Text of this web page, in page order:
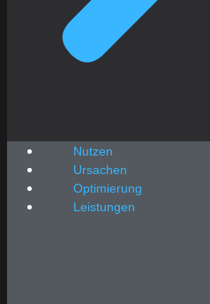
Nutzen
Ursachen
Optimierung
Leistungen